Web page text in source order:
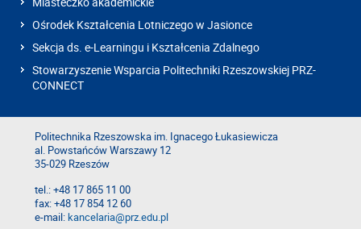
Ośrodek Kształcenia Lotniczego w Jasionce
Sekcja ds. e-Learningu i Kształcenia Zdalnego
Stowarzyszenie Wsparcia Politechniki Rzeszowskiej PRZ-
CONNECT
Politechnika Rzeszowska im. Ignacego Łukasiewicza
al. Powstańców Warszawy 12
35-029 Rzeszów
tel.: +48 17 865 11 00
fax: +48 17 854 12 60
e-mail:kancelaria@prz.edu.pl